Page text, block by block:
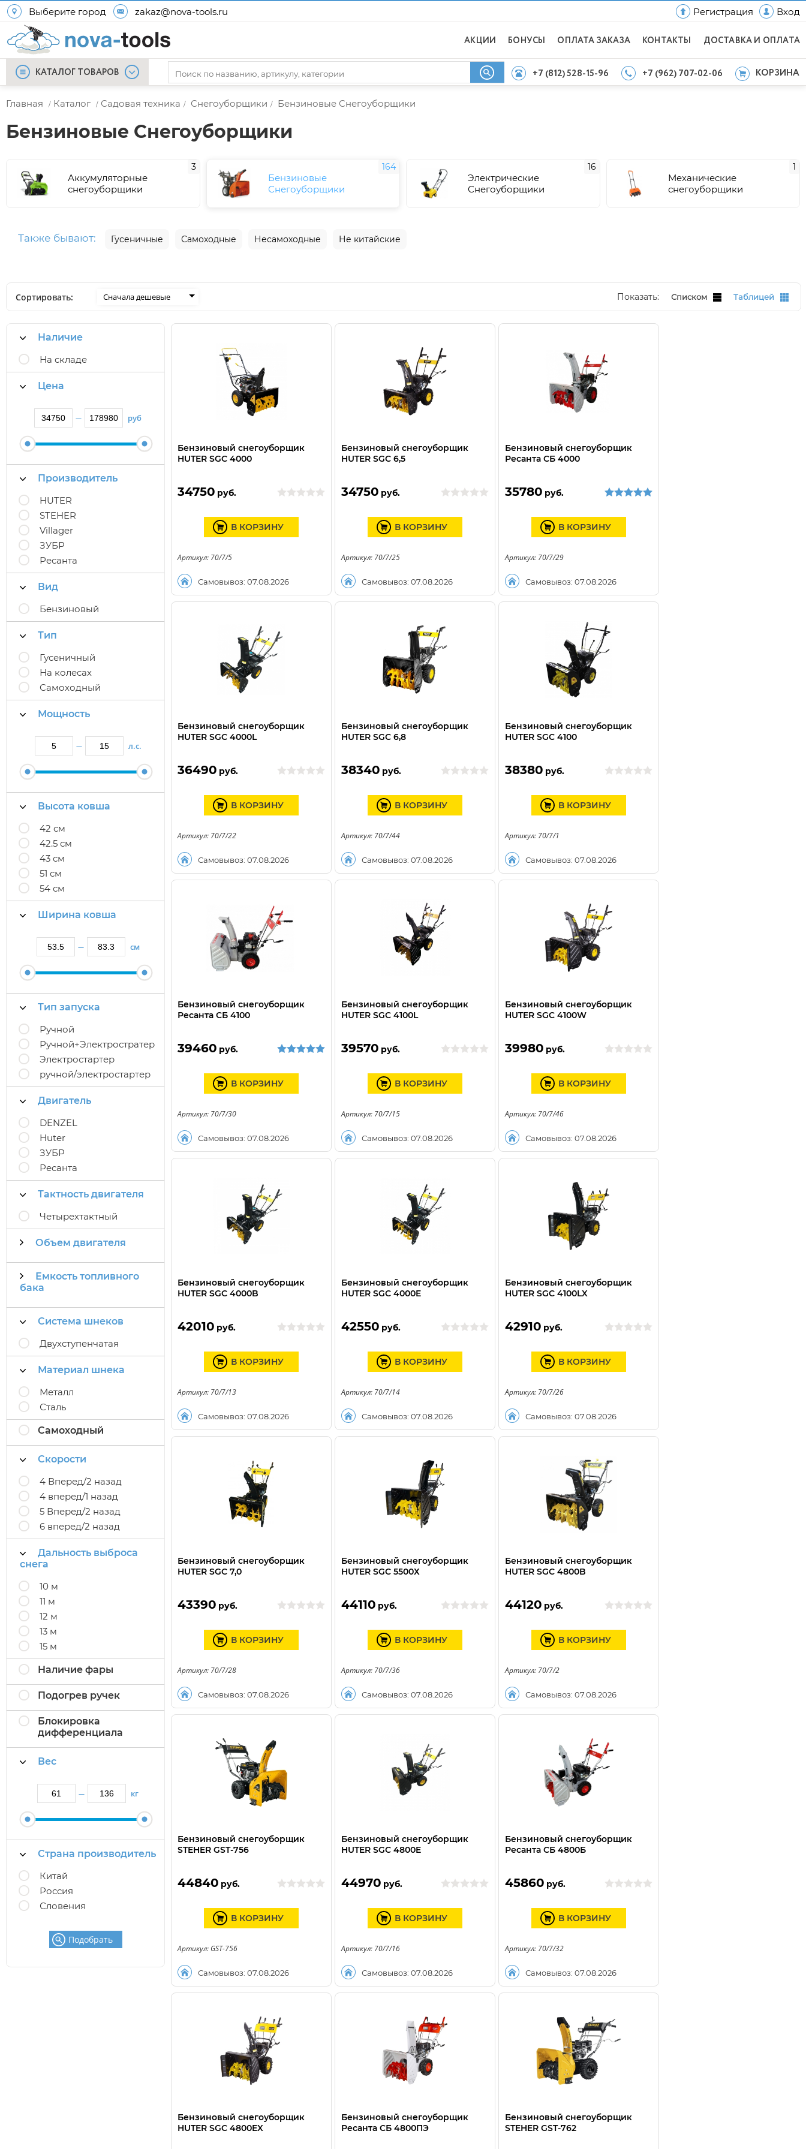
Выберите город zakaz@nova-tools.ru Регистрация Вход
АКЦИИ БОНУСЫ ОПЛАТА ЗАКАЗА КОНТАКТЫ ДОСТАВКА И ОПЛАТА
КАТАЛОГ ТОВАРОВ +7 (812) 528-15-96 +7 (962) 707-02-06 КОРЗИНА
Главная / Каталог / Садовая техника / Снегоуборщики / Бензиновые Снегоуборщики
Бензиновые Снегоуборщики
Аккумуляторные
снегоуборщики
3
Бензиновые
Снегоуборщики
164
Электрические
Снегоуборщики
16
Механические
снегоуборщики
1
Также бывают: Гусеничные Самоходные Несамоходные Не китайские
Сортировать: Сначала дешевые Показать: Списком Таблицей
Наличие
На складе
Цена
— руб
Производитель
HUTER
STEHER
Villager
ЗУБР
Ресанта
Вид
Бензиновый
Тип
Гусеничный
На колесах
Самоходный
Мощность
— л.с.
Высота ковша
42 см
42.5 см
43 см
51 см
54 см
Ширина ковша
— см
Тип запуска
Ручной
Ручной+Электростратер
Электростартер
ручной/электростартер
Двигатель
DENZEL
Huter
ЗУБР
Ресанта
Тактность двигателя
Четырехтактный
Объем двигателя
Емкость топливного
бака
Система шнеков
Двухступенчатая
Материал шнека
Металл
Сталь
Самоходный
Скорости
4 Вперед/2 назад
4 вперед/1 назад
5 Вперед/2 назад
6 вперед/2 назад
Дальность выброса
снега
10 м
11 м
12 м
13 м
15 м
Наличие фары
Подогрев ручек
Блокировка
дифференциала
Вес
— кг
Страна производитель
Китай
Россия
Словения
Подобрать
Бензиновый снегоуборщик
HUTER SGC 4000
34750 руб.
Самовывоз: 07.08.2026
В КОРЗИНУ
Артикул: 70/7/5
Бензиновый снегоуборщик
HUTER SGC 6,5
34750 руб.
Самовывоз: 07.08.2026
В КОРЗИНУ
Артикул: 70/7/25
Бензиновый снегоуборщик
Ресанта СБ 4000
35780 руб.
Самовывоз: 07.08.2026
В КОРЗИНУ
Артикул: 70/7/29
Бензиновый снегоуборщик
HUTER SGC 4000L
36490 руб.
Самовывоз: 07.08.2026
В КОРЗИНУ
Артикул: 70/7/22
Бензиновый снегоуборщик
HUTER SGC 6,8
38340 руб.
Самовывоз: 07.08.2026
В КОРЗИНУ
Артикул: 70/7/44
Бензиновый снегоуборщик
HUTER SGC 4100
38380 руб.
Самовывоз: 07.08.2026
В КОРЗИНУ
Артикул: 70/7/1
Бензиновый снегоуборщик
Ресанта СБ 4100
39460 руб.
Самовывоз: 07.08.2026
В КОРЗИНУ
Артикул: 70/7/30
Бензиновый снегоуборщик
HUTER SGC 4100L
39570 руб.
Самовывоз: 07.08.2026
В КОРЗИНУ
Артикул: 70/7/15
Бензиновый снегоуборщик
HUTER SGC 4100W
39980 руб.
Самовывоз: 07.08.2026
В КОРЗИНУ
Артикул: 70/7/46
Бензиновый снегоуборщик
HUTER SGC 4000B
42010 руб.
Самовывоз: 07.08.2026
В КОРЗИНУ
Артикул: 70/7/13
Бензиновый снегоуборщик
HUTER SGC 4000E
42550 руб.
Самовывоз: 07.08.2026
В КОРЗИНУ
Артикул: 70/7/14
Бензиновый снегоуборщик
HUTER SGC 4100LX
42910 руб.
Самовывоз: 07.08.2026
В КОРЗИНУ
Артикул: 70/7/26
Бензиновый снегоуборщик
HUTER SGC 7,0
43390 руб.
Самовывоз: 07.08.2026
В КОРЗИНУ
Артикул: 70/7/28
Бензиновый снегоуборщик
HUTER SGC 5500Х
44110 руб.
Самовывоз: 07.08.2026
В КОРЗИНУ
Артикул: 70/7/36
Бензиновый снегоуборщик
HUTER SGC 4800B
44120 руб.
Самовывоз: 07.08.2026
В КОРЗИНУ
Артикул: 70/7/2
Бензиновый снегоуборщик
STEHER GST-756
44840 руб.
Самовывоз: 07.08.2026
В КОРЗИНУ
Артикул: GST-756
Бензиновый снегоуборщик
HUTER SGC 4800E
44970 руб.
Самовывоз: 07.08.2026
В КОРЗИНУ
Артикул: 70/7/16
Бензиновый снегоуборщик
Ресанта СБ 4800Б
45860 руб.
Самовывоз: 07.08.2026
В КОРЗИНУ
Артикул: 70/7/32
Бензиновый снегоуборщик
HUTER SGC 4800EX
Бензиновый снегоуборщик
Ресанта СБ 4800ПЭ
Бензиновый снегоуборщик
STEHER GST-762